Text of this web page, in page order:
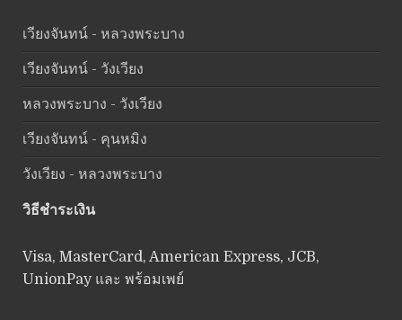
เวียงจันทน์ - หลวงพระบาง
เวียงจันทน์ - วังเวียง
หลวงพระบาง - วังเวียง
เวียงจันทน์ - คุนหมิง
วังเวียง - หลวงพระบาง
วิธีชำระเงิน
Visa, MasterCard, American Express, JCB,
UnionPay และ พร้อมเพย์